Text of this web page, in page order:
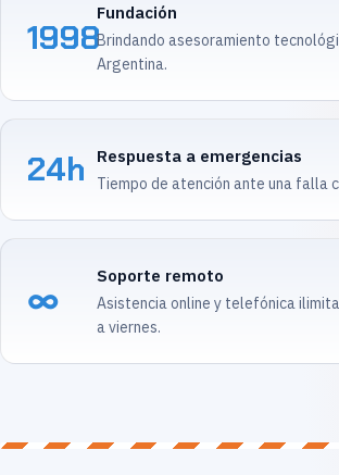
1998
Fundación
Brindando asesoramiento
Argentina.
24h Respuesta a emergencias
Tiempo de atención ante una falla
∞
Soporte remoto
Asistencia online y telefónica
a viernes.